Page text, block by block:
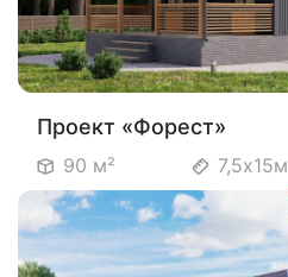
Проект «Форест»
90 м² 7,5х15м